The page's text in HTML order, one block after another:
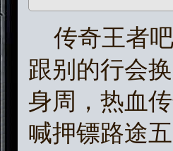
传奇王者吧
跟别的行会
身周，热血
喊押镖路途